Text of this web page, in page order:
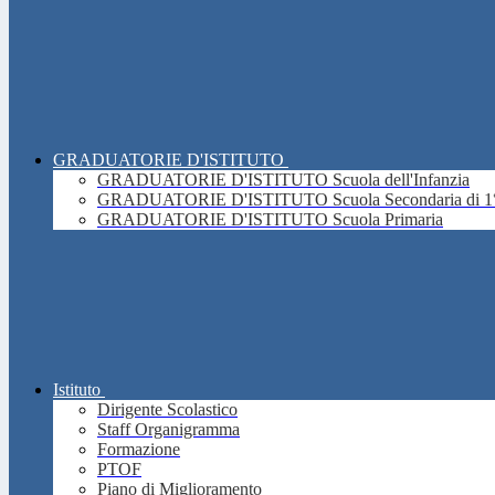
GRADUATORIE D'ISTITUTO
GRADUATORIE D'ISTITUTO Scuola dell'Infanzia
GRADUATORIE D'ISTITUTO Scuola Secondaria di
GRADUATORIE D'ISTITUTO Scuola Primaria
Istituto
Dirigente Scolastico
Staff Organigramma
Formazione
PTOF
Piano di Miglioramento